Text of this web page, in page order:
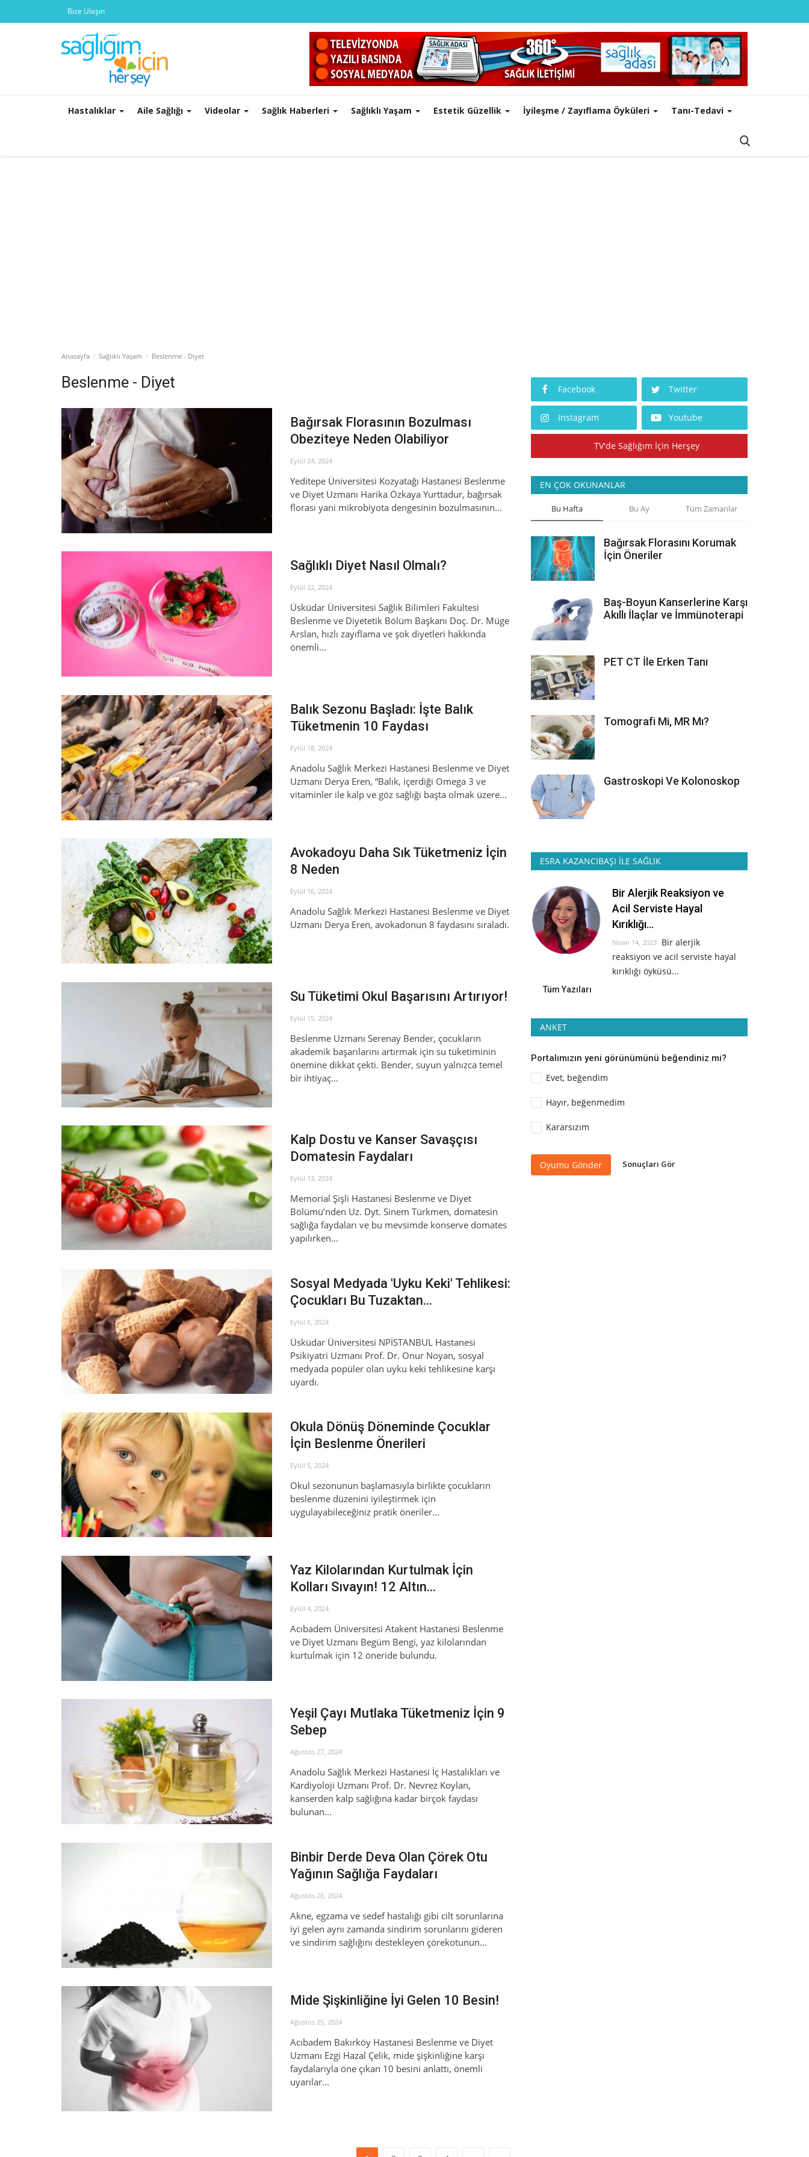
Bize Ulaşın
Hastalıklar Aile Sağlığı Videolar Sağlık Haberleri Sağlıklı Yaşam Estetik Güzellik İyileşme / Zayıflama Öyküleri Tanı-Tedavi
Anasayfa Sağlıklı Yaşam Beslenme - Diyet
Beslenme - Diyet
Bağırsak Florasının Bozulması
Obeziteye Neden Olabiliyor
Eylül 24, 2024
Yeditepe Üniversitesi Kozyatağı Hastanesi Beslenme
ve Diyet Uzmanı Harika Özkaya Yurttadur, bağırsak
florası yani mikrobiyota dengesinin bozulmasının...
Sağlıklı Diyet Nasıl Olmalı?
Eylül 22, 2024
Üsküdar Üniversitesi Sağlık Bilimleri Fakültesi
Beslenme ve Diyetetik Bölüm Başkanı Doç. Dr. Müge
Arslan, hızlı zayıflama ve şok diyetleri hakkında
önemli...
Balık Sezonu Başladı: İşte Balık
Tüketmenin 10 Faydası
Eylül 18, 2024
Anadolu Sağlık Merkezi Hastanesi Beslenme ve Diyet
Uzmanı Derya Eren, “Balık, içerdiği Omega 3 ve
vitaminler ile kalp ve göz sağlığı başta olmak üzere...
Avokadoyu Daha Sık Tüketmeniz İçin
8 Neden
Eylül 16, 2024
Anadolu Sağlık Merkezi Hastanesi Beslenme ve Diyet
Uzmanı Derya Eren, avokadonun 8 faydasını sıraladı.
Su Tüketimi Okul Başarısını Artırıyor!
Eylül 15, 2024
Beslenme Uzmanı Serenay Bender, çocukların
akademik başarılarını artırmak için su tüketiminin
önemine dikkat çekti. Bender, suyun yalnızca temel
bir ihtiyaç...
Kalp Dostu ve Kanser Savaşçısı
Domatesin Faydaları
Eylül 13, 2024
Memorial Şişli Hastanesi Beslenme ve Diyet
Bölümü’nden Uz. Dyt. Sinem Türkmen, domatesin
sağlığa faydaları ve bu mevsimde konserve domates
yapılırken...
Sosyal Medyada 'Uyku Keki' Tehlikesi:
Çocukları Bu Tuzaktan...
Eylül 6, 2024
Üsküdar Üniversitesi NPİSTANBUL Hastanesi
Psikiyatri Uzmanı Prof. Dr. Onur Noyan, sosyal
medyada popüler olan uyku keki tehlikesine karşı
uyardı.
Okula Dönüş Döneminde Çocuklar
İçin Beslenme Önerileri
Eylül 5, 2024
Okul sezonunun başlamasıyla birlikte çocukların
beslenme düzenini iyileştirmek için
uygulayabileceğiniz pratik öneriler...
Yaz Kilolarından Kurtulmak İçin
Kolları Sıvayın! 12 Altın...
Eylül 4, 2024
Acıbadem Üniversitesi Atakent Hastanesi Beslenme
ve Diyet Uzmanı Begüm Bengi, yaz kilolarından
kurtulmak için 12 öneride bulundu.
Yeşil Çayı Mutlaka Tüketmeniz İçin 9
Sebep
Ağustos 27, 2024
Anadolu Sağlık Merkezi Hastanesi İç Hastalıkları ve
Kardiyoloji Uzmanı Prof. Dr. Nevrez Koylan,
kanserden kalp sağlığına kadar birçok faydası
bulunan...
Binbir Derde Deva Olan Çörek Otu
Yağının Sağlığa Faydaları
Ağustos 26, 2024
Akne, egzama ve sedef hastalığı gibi cilt sorunlarına
iyi gelen aynı zamanda sindirim sorunlarını gideren
ve sindirim sağlığını destekleyen çörekotunun...
Mide Şişkinliğine İyi Gelen 10 Besin!
Ağustos 25, 2024
Acıbadem Bakırköy Hastanesi Beslenme ve Diyet
Uzmanı Ezgi Hazal Çelik, mide şişkinliğine karşı
faydalarıyla öne çıkan 10 besini anlattı, önemli
uyarılar...
Facebook Twitter
Instagram Youtube
TV'de Sağlığım İçin Herşey
EN ÇOK OKUNANLAR
Bu Hafta Bu Ay Tüm Zamanlar
Bağırsak Florasını Korumak
İçin Öneriler
Baş-Boyun Kanserlerine Karşı
Akıllı İlaçlar ve İmmünoterapi
PET CT İle Erken Tanı
Tomografi Mi, MR Mı?
Gastroskopi Ve Kolonoskop
ESRA KAZANCIBAŞI İLE SAĞLIK
Bir Alerjik Reaksiyon ve
Acil Serviste Hayal
Kırıklığı...
Nisan 14, 2023 Bir alerjik
reaksiyon ve acil serviste hayal
kırıklığı öyküsü...
Tüm Yazıları
ANKET
Portalımızın yeni görünümünü beğendiniz mi?
Evet, beğendim
Hayır, beğenmedim
Kararsızım
Oyumu Gönder Sonuçları Gör